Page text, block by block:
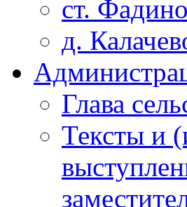
ст. Фадино
д.
Глава
Тексты и